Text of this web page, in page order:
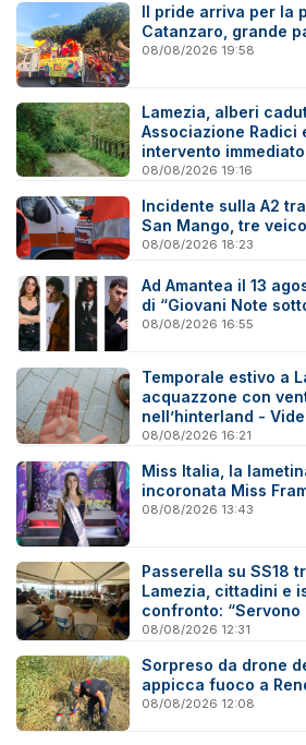
Il pride arriva per la
Catanzaro, grande
08/08/2026 19:58
Lamezia, alberi
Associazione Radici
intervento immediato
08/08/2026 19:16
Incidente sulla A2
San Mango, tre
08/08/2026 18:23
Ad Amantea il 13
di “Giovani Note
08/08/2026 16:55
Temporale estivo a
acquazzone con
nell’hinterland -
08/08/2026 16:21
Miss Italia, la
incoronata Miss
08/08/2026 13:43
Passerella su SS18
Lamezia, cittadini e
confronto: “Servono
certi”
08/08/2026 12:31
Sorpreso da drone
appicca fuoco a
08/08/2026 12:08